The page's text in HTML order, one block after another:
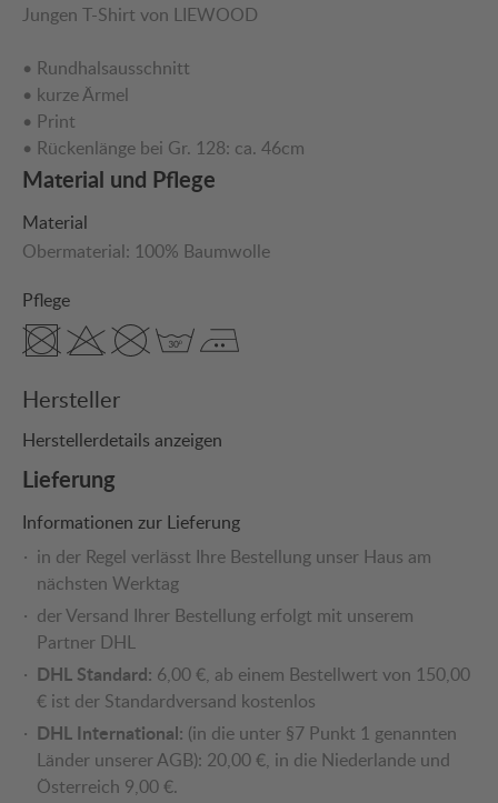
Jungen T-Shirt von LIEWOOD
• Rundhalsausschnitt
• kurze Ärmel
• Print
• Rückenlänge bei Gr. 128: ca. 46cm
Material und Pflege
Material
Obermaterial: 100% Baumwolle
Pflege
Hersteller
Herstellerdetails anzeigen
Lieferung
Informationen zur Lieferung
in der Regel verlässt Ihre Bestellung unser Haus am
nächsten Werktag
der Versand Ihrer Bestellung erfolgt mit unserem
Partner DHL
DHL Standard: 6,00 €, ab einem Bestellwert von 150,00
€ ist der Standardversand kostenlos
DHL International: (in die unter §7 Punkt 1 genannten
Länder unserer AGB): 20,00 €, in die Niederlande und
Österreich 9,00 €.